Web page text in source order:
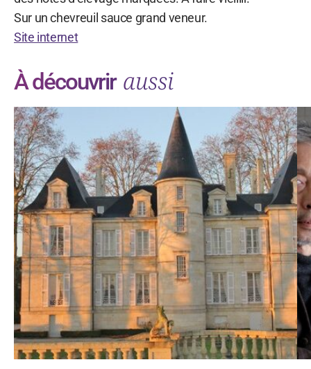
Sur un chevreuil sauce grand veneur.
Site internet
À découvrir aussi